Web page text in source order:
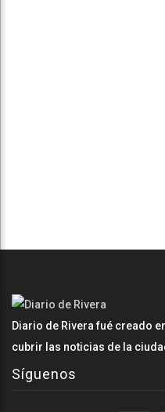
Diario de Rivera fué creado
cubrir las noticias de la
Síguenos